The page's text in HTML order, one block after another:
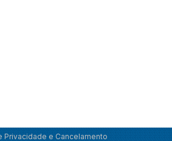
Privacidade e Cancelamento